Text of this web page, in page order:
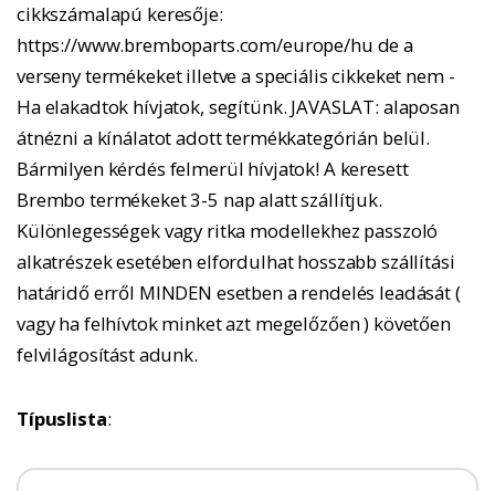
cikkszámalapú keresője:
https://www.bremboparts.com/europe/hu de a
verseny termékeket illetve a speciális cikkeket nem -
Ha elakadtok hívjatok, segítünk. JAVASLAT: alaposan
átnézni a kínálatot adott termékkategórián belül.
Bármilyen kérdés felmerül hívjatok! A keresett
Brembo termékeket 3-5 nap alatt szállítjuk.
Különlegességek vagy ritka modellekhez passzoló
alkatrészek esetében elfordulhat hosszabb szállítási
határidő erről MINDEN esetben a rendelés leadását (
vagy ha felhívtok minket azt megelőzően ) követően
felvilágosítást adunk.
Típuslista: